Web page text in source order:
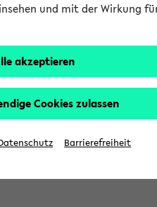
und mit der Wirkung
akzeptieren
Cookies zulassen
Barrierefreiheit